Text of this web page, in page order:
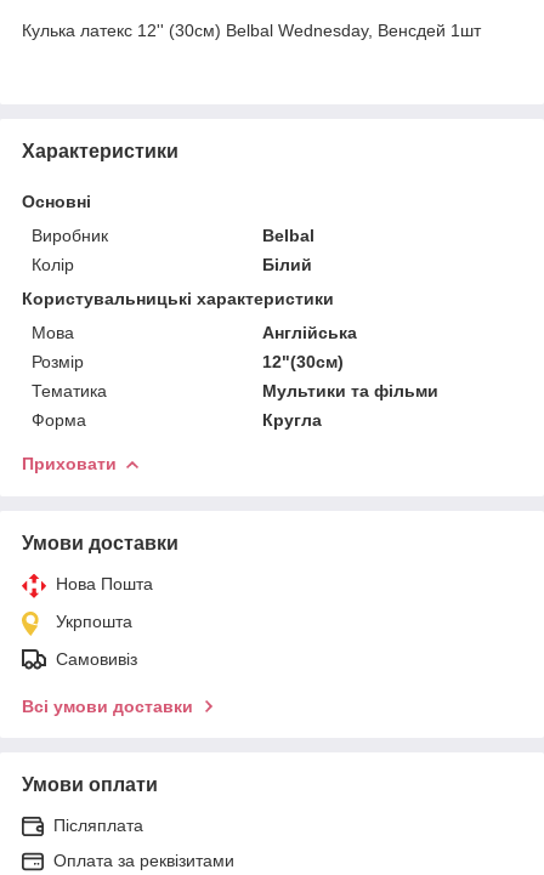
Кулька латекс 12'' (30см) Belbal Wednesday, Венсдей 1шт
Характеристики
Основні
Виробник
Belbal
Колір
Білий
Користувальницькі характеристики
Мова
Англійська
Розмір
12"(30см)
Тематика
Мультики та фільми
Форма
Кругла
Приховати
Умови доставки
Нова Пошта
Укрпошта
Самовивіз
Всі умови доставки
Умови оплати
Післяплата
Оплата за реквізитами